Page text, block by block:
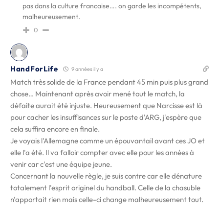
pas dans la culture francaise…. on garde les incompétents,
malheureusement.
0
HandForLife 9 années il y a
Match très solide de la France pendant 45 min puis plus grand
chose… Maintenant après avoir mené tout le match, la
défaite aurait été injuste. Heureusement que Narcisse est là
pour cacher les insuffisances sur le poste d'ARG, j'espère que
cela suffira encore en finale.
Je voyais l'Allemagne comme un épouvantail avant ces JO et
elle l'a été. Il va falloir compter avec elle pour les années à
venir car c'est une équipe jeune.
Concernant la nouvelle règle, je suis contre car elle dénature
totalement l'esprit originel du handball. Celle de la chasuble
n'apportait rien mais celle-ci change malheureusement tout.